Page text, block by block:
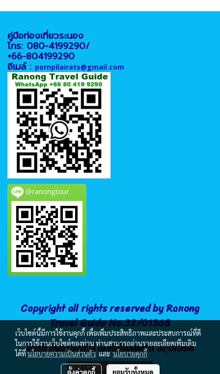
คู่มือท่องเที่ยวระนอง
โทร: 080-4199290/
+66-804199290
อีเมล์ : pornpilairats@gmail.com
@ranongtour
Copyright all rights reserved by Ranong
Travel Guide No.32/01368
อาร์ที อันดามันทัวร์ เลขที่ใบอนุญาต 31/01368
ผู้เข้าชมวันนี้ 350
เว็บไซต์นี้มีการใช้งานคุกกี้ เพื่อเพิ่มประสิทธิภาพและประสบการณ์ที่ดี
ในการใช้งานเว็บไซต์ของท่าน ท่านสามารถอ่านรายละเอียดเพิ่มเติม
ได้ที่นโยบายความเป็นส่วนตัว และนโยบายคุกกี้
ตั้งค่าคุกกี้ ยอมรับทั้งหมด